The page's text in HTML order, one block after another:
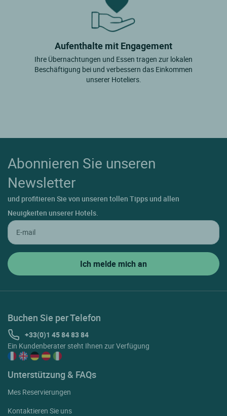
Aufenthalte mit Engagement
Ihre Übernachtungen und Essen tragen zur lokalen
Beschäftigung bei und verbessern das Einkommen
unserer Hoteliers.
Abonnieren Sie unseren
Newsletter
und profitieren Sie von unseren tollen Tipps und allen
Neuigkeiten unserer Hotels.
Buchen Sie per Telefon
+33(0)1 45 84 83 84
Ein Kundenberater steht Ihnen zur Verfügung
Unterstützung & FAQs
Mes Reservierungen
Kontaktieren Sie uns